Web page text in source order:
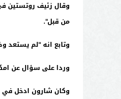
وقال زئيف روتستين
من قبل".
وتابع انه "لم يستعد
وردا على سؤال عن